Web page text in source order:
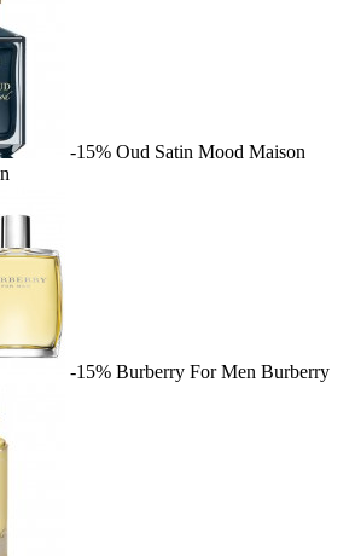
-15% Oud Satin Mood Maison
-15% Burberry For Men Burberry